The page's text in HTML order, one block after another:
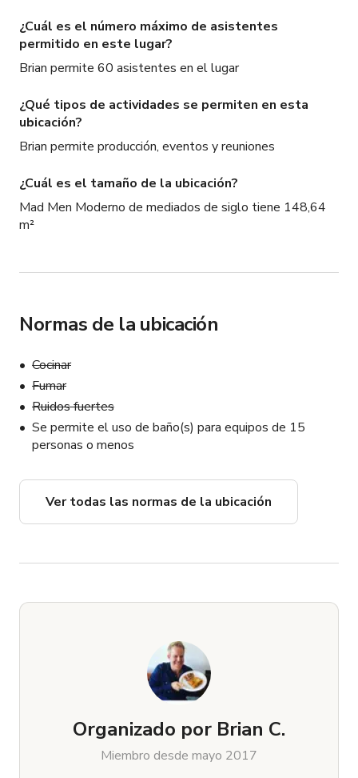
¿Cuál es el número máximo de asistentes
permitido en este lugar?
Brian permite 60 asistentes en el lugar
¿Qué tipos de actividades se permiten en esta
ubicación?
Brian permite producción, eventos y reuniones
¿Cuál es el tamaño de la ubicación?
Mad Men Moderno de mediados de siglo tiene 148,64
m²
Normas de la ubicación
Cocinar
Fumar
Ruidos fuertes
Se permite el uso de baño(s) para equipos de 15
personas o menos
Ver todas las normas de la ubicación
Organizado por Brian C.
Miembro desde mayo 2017